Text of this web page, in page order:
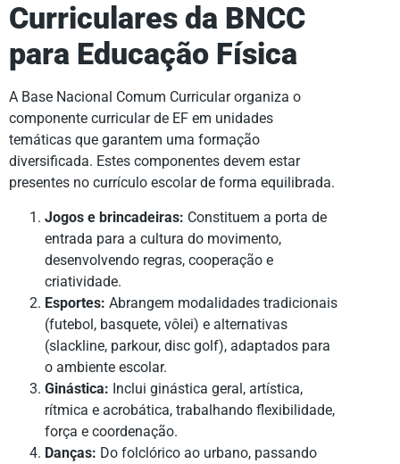
Curriculares da BNCC
para Educação Física
A Base Nacional Comum Curricular organiza o
componente curricular de EF em unidades
temáticas que garantem uma formação
diversificada. Estes componentes devem estar
presentes no currículo escolar de forma equilibrada.
Jogos e brincadeiras: Constituem a porta de
entrada para a cultura do movimento,
desenvolvendo regras, cooperação e
criatividade.
Esportes: Abrangem modalidades tradicionais
(futebol, basquete, vôlei) e alternativas
(slackline, parkour, disc golf), adaptados para
o ambiente escolar.
Ginástica: Inclui ginástica geral, artística,
rítmica e acrobática, trabalhando flexibilidade,
força e coordenação.
Danças: Do folclórico ao urbano, passando